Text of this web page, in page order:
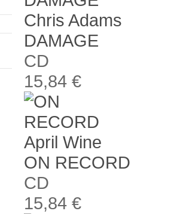
Chris Adams
DAMAGE
CD
15,84 €
April Wine
ON RECORD
CD
15,84 €